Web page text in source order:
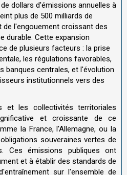
dollars d'émissions annuelles à
plus de 500 milliards de
de l'engouement croissant des
durable. Cette expansion
de plusieurs facteurs : la prise
les régulations favorables,
banques centrales, et l'évolution
institutionnels vers des
et les collectivités territoriales
et croissante de ce
la France, l'Allemagne, ou la
souveraines vertes de
Ces émissions publiques ont
et à établir des standards de
sur l'ensemble de